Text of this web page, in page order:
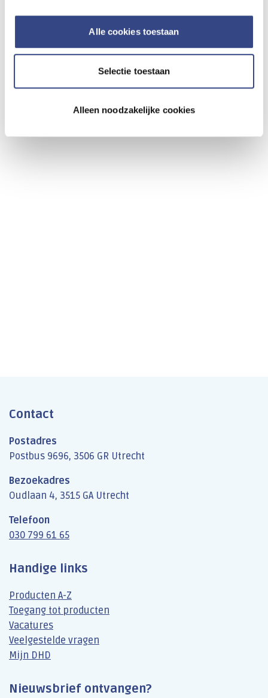
Alle cookies toestaan
Selectie toestaan
Alleen noodzakelijke cookies
Geïnteresseerd?
Velden met een * zijn verplicht
Contact
Postadres
Postbus 9696, 3506 GR Utrecht
Bezoekadres
Oudlaan 4, 3515 GA Utrecht
Telefoon
030 799 61 65
Handige links
Producten A-Z
Toegang tot producten
Vacatures
Veelgestelde vragen
Mijn DHD
Nieuwsbrief ontvangen?